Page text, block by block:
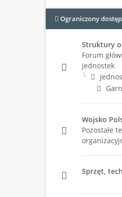
Ograniczony dostęp
Struktury
Forum
jednostek
Wojsko
Pozostałe
Sprzęt,